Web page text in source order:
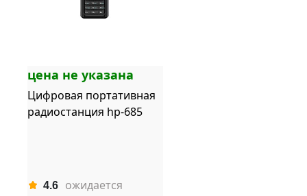
цена не указана
Цифровая портативная
радиостанция hp-685
4.6 ожидается